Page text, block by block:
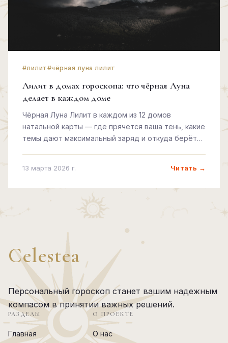
#лилит#чёрная луна лилит
Лилит в домах гороскопа: что чёрная Луна
делает в каждом доме
Чёрная Луна Лилит в каждом из 12 домов
натальной карты — где прячется ваша тень, какие
темы дают максимальный заряд и откуда берётся
13 марта 2026 г. Читать →
Celestea
Персональный гороскоп станет вашим надежным
компасом в принятии важных решений.
РАЗДЕЛЫ
Главная
О ПРОЕКТЕ
О нас